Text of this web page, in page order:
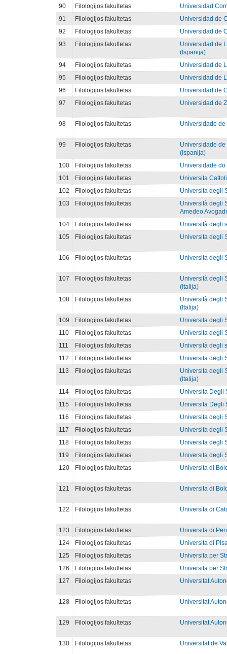
90 Filologijos fakultetas
Universidad
91
Filologijos fakultetas
Universidad de
92
Filologijos fakultetas
Universidad de
93
Filologijos fakultetas
Universidad de
(Ispanija)
94
Filologijos fakultetas
Universidad de
95
Filologijos fakultetas
Universidad de
96
Filologijos fakultetas
Universidad de
97
Filologijos fakultetas Universidad de
98 Filologijos fakultetas Universidade
99 Filologijos fakultetas
Universidade
(Ispanija)
100
Filologijos fakultetas
Universidade
101
Filologijos fakultetas
Universita
102
Filologijos fakultetas
Universita degli
103
Filologijos fakultetas
Università degli
Amedeo
104
Filologijos fakultetas
Università degli
105
Filologijos fakultetas Universita degli
106 Filologijos fakultetas Universita degli
107 Filologijos fakultetas
Università degli
(Italija)
108
Filologijos fakultetas
Università degli
(Italija)
109
Filologijos fakultetas
Universita degli
110
Filologijos fakultetas
Universita degli
111
Filologijos fakultetas
Università degli
112
Filologijos fakultetas
Universita degli
113
Filologijos fakultetas
Universita degli
(Italija)
114
Filologijos fakultetas
Universita Degli
115
Filologijos fakultetas
Universita Degli
116
Filologijos fakultetas
Universita degli
117
Filologijos fakultetas
Universita degli
118
Filologijos fakultetas
Universita degli
119
Filologijos fakultetas
Universita degli
120
Filologijos fakultetas Universita di
121 Filologijos fakultetas Universita di
122 Filologijos fakultetas Universita di
123 Filologijos fakultetas
Universita di
124
Filologijos fakultetas
Universita di
125
Filologijos fakultetas
Universita per
126
Filologijos fakultetas
Universita per
127
Filologijos fakultetas Universitat
128 Filologijos fakultetas Universitat
129 Filologijos fakultetas Universitat
130 Filologijos fakultetas Universitat de